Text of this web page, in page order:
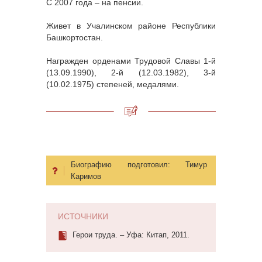
С 2007 года – на пенсии.
Живет в Учалинском районе Республики
Башкортостан.
Награжден орденами Трудовой Славы 1-й
(13.09.1990), 2-й (12.03.1982), 3-й
(10.02.1975) степеней, медалями.
Биографию подготовил: Тимур
Каримов
ИСТОЧНИКИ
Герои труда. – Уфа: Китап, 2011.